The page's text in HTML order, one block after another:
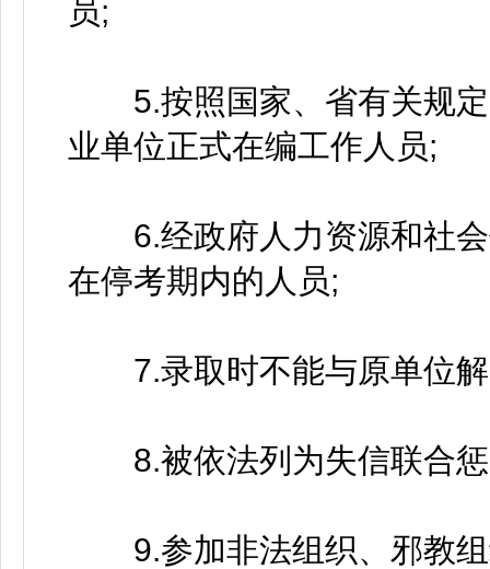
员;
5.按照国家、省有关规定
业单位正式在编工作人员;
6.经政府人力资源和社会
在停考期内的人员;
7.录取时不能与原单位解
8.被依法列为失信联合惩
9.参加非法组织、邪教组